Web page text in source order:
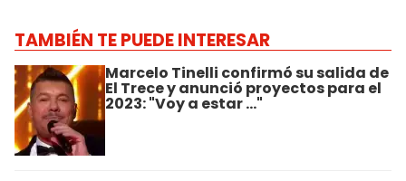
TAMBIÉN TE PUEDE INTERESAR
Marcelo Tinelli confirmó su salida de
El Trece y anunció proyectos para el
2023: "Voy a estar ..."